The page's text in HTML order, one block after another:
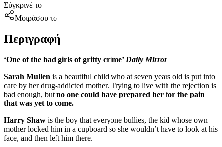
Σύγκρινέ το
Μοιράσου το
Περιγραφή
‘One of the bad girls of gritty crime’ Daily Mirror
Sarah Mullen is a beautiful child who at seven years old is put into
care by her drug-addicted mother. Trying to live with the rejection is
bad enough, but no one could have prepared her for the pain
that was yet to come.
Harry Shaw is the boy that everyone bullies, the kid whose own
mother locked him in a cupboard so she wouldn’t have to look at his
face, and then left him there.